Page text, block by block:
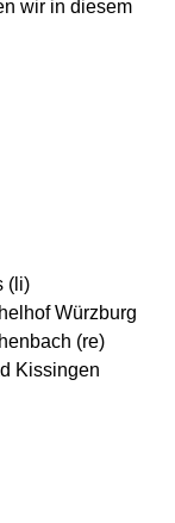
wir in diesem
(li)
Würzburg
(re)
Kissingen